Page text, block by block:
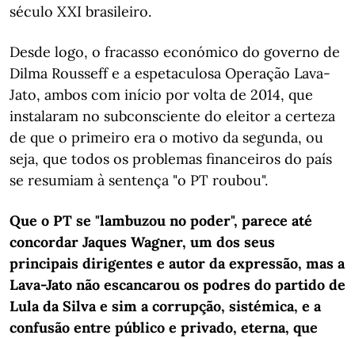
século XXI brasileiro.
Desde logo, o fracasso económico do governo de
Dilma Rousseff e a espetaculosa Operação Lava-
Jato, ambos com início por volta de 2014, que
instalaram no subconsciente do eleitor a certeza
de que o primeiro era o motivo da segunda, ou
seja, que todos os problemas financeiros do país
se resumiam à sentença "o PT roubou".
Que o PT se "lambuzou no poder", parece até
concordar Jaques Wagner, um dos seus
principais dirigentes e autor da expressão, mas a
Lava-Jato não escancarou os podres do partido de
Lula da Silva e sim a corrupção, sistémica, e a
confusão entre público e privado, eterna, que